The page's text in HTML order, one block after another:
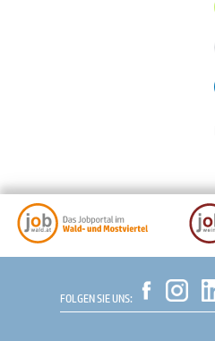
FOLGEN SIE UNS: